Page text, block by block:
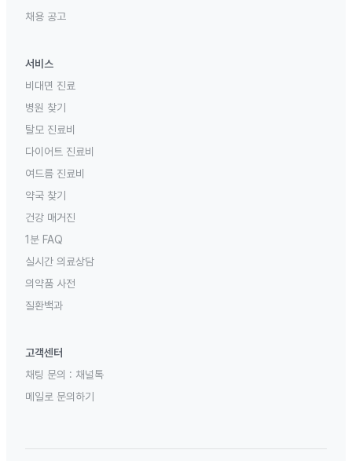
채용 공고
서비스
비대면 진료
병원 찾기
탈모 진료비
다이어트 진료비
여드름 진료비
약국 찾기
건강 매거진
1분 FAQ
실시간 의료상담
의약품 사전
질환백과
고객센터
채팅 문의 : 채널톡
메일로 문의하기